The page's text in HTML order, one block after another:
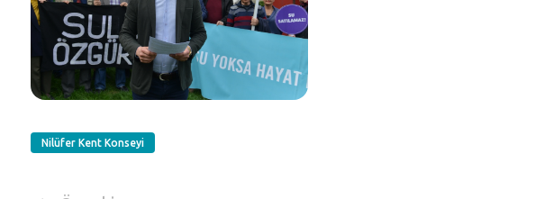
Nilüfer Kent Konseyi